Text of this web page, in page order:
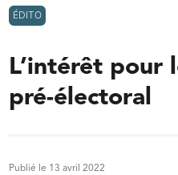
ÉDITO
L’intérêt pour
pré-électoral
Publié le 13 avril 2022